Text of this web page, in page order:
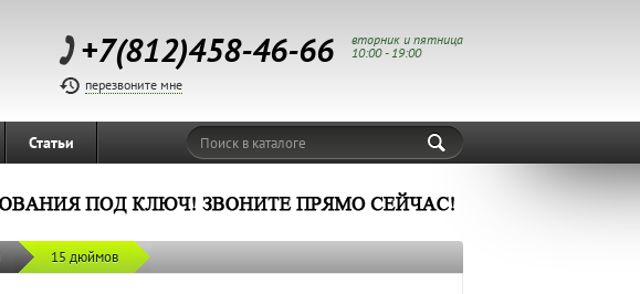
+7(812)458-46-66
вторник и пятница
10:00 - 19:00
перезвоните мне
Статьи Поиск в каталоге
15 дюймов